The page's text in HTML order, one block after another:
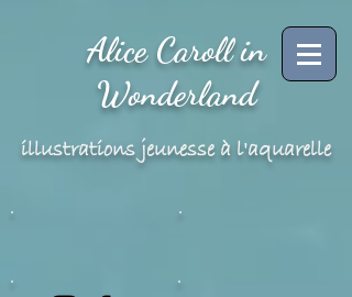
Alice Caroll in
Wonderland
illustrations jeunesse à l'aquarelle